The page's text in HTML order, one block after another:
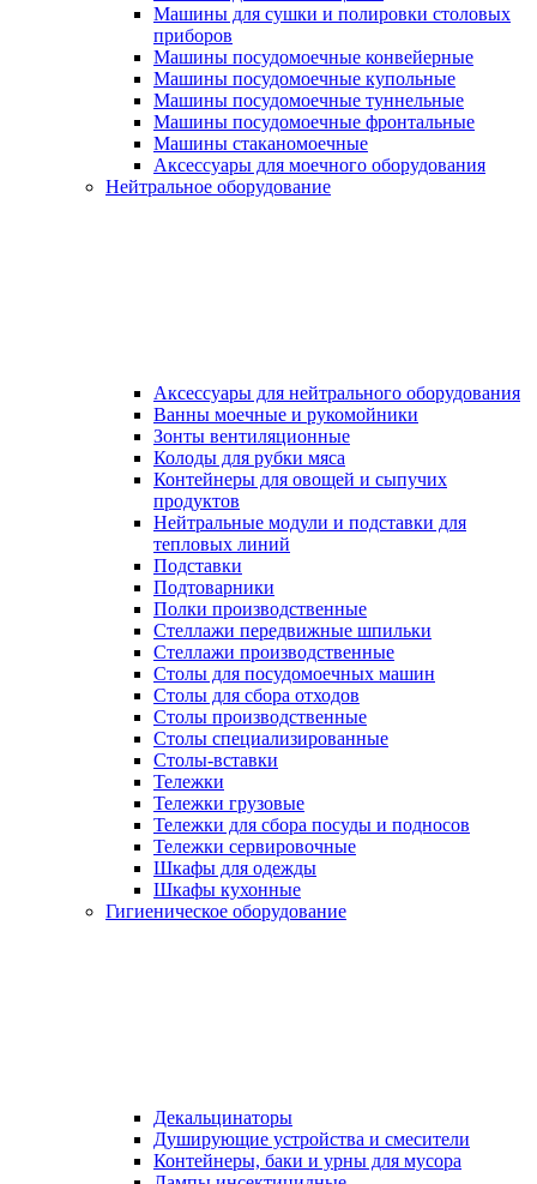
Машины для сушки и полировки столовых
приборов
Машины посудомоечные конвейерные
Машины посудомоечные купольные
Машины посудомоечные туннельные
Машины посудомоечные фронтальные
Машины стаканомоечные
Аксессуары для моечного оборудования
Нейтральное оборудование
Аксессуары для нейтрального оборудования
Ванны моечные и рукомойники
Зонты вентиляционные
Колоды для рубки мяса
Контейнеры для овощей и сыпучих
продуктов
Нейтральные модули и подставки для
тепловых линий
Подставки
Подтоварники
Полки производственные
Стеллажи передвижные шпильки
Стеллажи производственные
Столы для посудомоечных машин
Столы для сбора отходов
Столы производственные
Столы специализированные
Столы-вставки
Тележки
Тележки грузовые
Тележки для сбора посуды и подносов
Тележки сервировочные
Шкафы для одежды
Шкафы кухонные
Гигиеническое оборудование
Декальцинаторы
Душирующие устройства и смесители
Контейнеры, баки и урны для мусора